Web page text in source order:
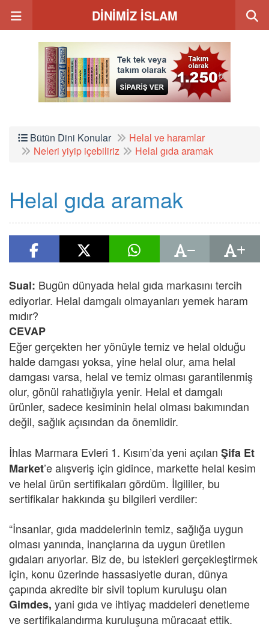
DİNİMİZ İSLAM
Bütün Dini Konular
Helal ve haramlar
Neleri yiyip içebiliriz
Helal gıda aramak
Helal gıda aramak
Sual: Bugün dünyada helal gıda markasını tercih
ediyorlar. Helal damgalı olmayanları yemek haram
mıdır?
CEVAP
Eğer gerçekten her yönüyle temiz ve helal olduğu
halde damgası yoksa, yine helal olur, ama helal
damgası varsa, helal ve temiz olması garantilenmiş
olur, gönül rahatlığıyla yenir. Helal et damgalı
ürünler, sadece kesiminin helal olması bakımından
değil, sağlık açısından da önemlidir.
İhlas Marmara Evleri 1. Kısım’da yeni açılan Şifa Et
Market’e alışveriş için gidince, markette helal kesim
ve helal ürün sertifikaları gördüm. İlgililer, bu
sertifikalar hakkında şu bilgileri verdiler:
“İnsanlar, gıda maddelerinin temiz, sağlığa uygun
olması yanında, inançlarına da uygun üretilen
gıdaları arıyorlar. Biz de, bu istekleri gerçekleştirmek
için, konu üzerinde hassasiyetle duran, dünya
çapında akredite bir sivil toplum kuruluşu olan
Gimdes, yani gıda ve ihtiyaç maddeleri denetleme
ve sertifikalandırma kuruluşuna müracaat ettik.